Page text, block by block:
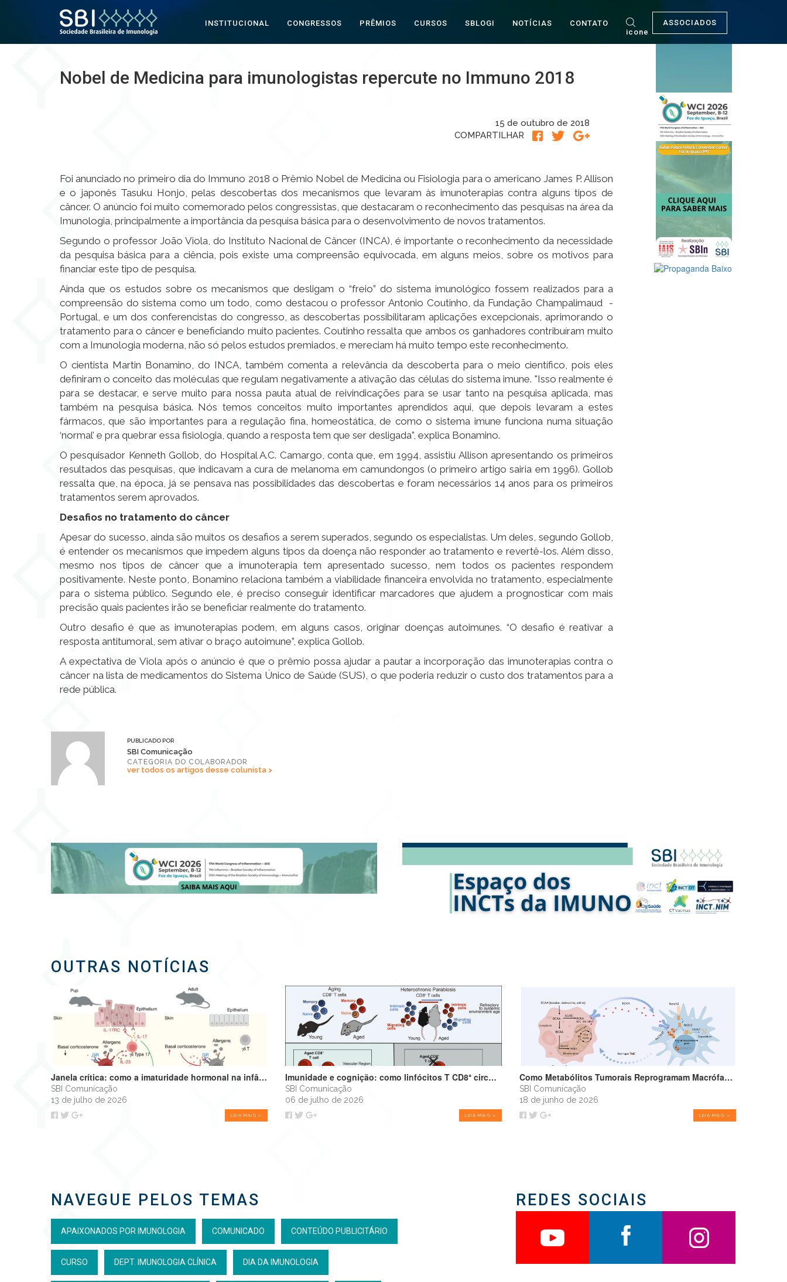
INSTITUCIONAL CONGRESSOS PRÊMIOS CURSOS SBLOGI NOTÍCIAS
CONTATO
icone
ASSOCIADOS
Nobel de Medicina para imunologistas repercute no Immuno 2018
15 de outubro de 2018
COMPARTILHAR
Foi anunciado no primeiro dia do Immuno 2018 o Prêmio Nobel de Medicina ou Fisiologia para o americano James P. Allison
e o japonês Tasuku Honjo, pelas descobertas dos mecanismos que levaram às imunoterapias contra alguns tipos de
câncer. O anúncio foi muito comemorado pelos congressistas, que destacaram o reconhecimento das pesquisas na área da
Imunologia, principalmente a importância da pesquisa básica para o desenvolvimento de novos tratamentos.
Segundo o professor João Viola, do Instituto Nacional de Câncer (INCA), é importante o reconhecimento da necessidade
da pesquisa básica para a ciência, pois existe uma compreensão equivocada, em alguns meios, sobre os motivos para
financiar este tipo de pesquisa.
Ainda que os estudos sobre os mecanismos que desligam o “freio” do sistema imunológico fossem realizados para a
compreensão do sistema como um todo, como destacou o professor Antonio Coutinho, da Fundação Champalimaud -
Portugal, e um dos conferencistas do congresso, as descobertas possibilitaram aplicações excepcionais, aprimorando o
tratamento para o câncer e beneficiando muito pacientes. Coutinho ressalta que ambos os ganhadores contribuíram muito
com a Imunologia moderna, não só pelos estudos premiados, e mereciam há muito tempo este reconhecimento.
O cientista Martin Bonamino, do INCA, também comenta a relevância da descoberta para o meio científico, pois eles
definiram o conceito das moléculas que regulam negativamente a ativação das células do sistema imune. "Isso realmente é
para se destacar, e serve muito para nossa pauta atual de reivindicações para se usar tanto na pesquisa aplicada, mas
também na pesquisa básica. Nós temos conceitos muito importantes aprendidos aqui, que depois levaram a estes
fármacos, que são importantes para a regulação fina, homeostática, de como o sistema imune funciona numa situação
‘normal’ e pra quebrar essa fisiologia, quando a resposta tem que ser desligada”, explica Bonamino.
O pesquisador Kenneth Gollob, do Hospital A.C. Camargo, conta que, em 1994, assistiu Allison apresentando os primeiros
resultados das pesquisas, que indicavam a cura de melanoma em camundongos (o primeiro artigo sairia em 1996). Gollob
ressalta que, na época, já se pensava nas possibilidades das descobertas e foram necessários 14 anos para os primeiros
tratamentos serem aprovados.
Desafios no tratamento do câncer
Apesar do sucesso, ainda são muitos os desafios a serem superados, segundo os especialistas. Um deles, segundo Gollob,
é entender os mecanismos que impedem alguns tipos da doença não responder ao tratamento e revertê-los. Além disso,
mesmo nos tipos de câncer que a imunoterapia tem apresentado sucesso, nem todos os pacientes respondem
positivamente. Neste ponto, Bonamino relaciona também a viabilidade financeira envolvida no tratamento, especialmente
para o sistema público. Segundo ele, é preciso conseguir identificar marcadores que ajudem a prognosticar com mais
precisão quais pacientes irão se beneficiar realmente do tratamento.
Outro desafio é que as imunoterapias podem, em alguns casos, originar doenças autoimunes. “O desafio é reativar a
resposta antitumoral, sem ativar o braço autoimune”, explica Gollob.
A expectativa de Viola após o anúncio é que o prêmio possa ajudar a pautar a incorporação das imunoterapias contra o
câncer na lista de medicamentos do Sistema Único de Saúde (SUS), o que poderia reduzir o custo dos tratamentos para a
rede pública.
PUBLICADO POR
SBI Comunicação
CATEGORIA DO COLABORADOR
ver todos os artigos desse colunista >
OUTRAS NOTÍCIAS
Janela crítica: como a imaturidade hormonal na infância amplifica alergias e programa o futuro do sistema imune
SBI Comunicação
13 de julho de 2026
LEIA MAIS >
Imunidade e cognição: como linfócitos T CD8⁺ circulantes envelhecidos podem impulsionar o declínio cognitivo
SBI Comunicação
06 de julho de 2026
LEIA MAIS >
Como Metabólitos Tumorais Reprogramam Macrófagos e Favorecem o Crescimento Tumoral
SBI Comunicação
18 de junho de 2026
LEIA MAIS >
NAVEGUE PELOS TEMAS
APAIXONADOS POR IMUNOLOGIA COMUNICADO CONTEÚDO PUBLICITÁRIO
CURSO DEPT. IMUNOLOGIA CLÍNICA DIA DA IMUNOLOGIA
REDES SOCIAIS